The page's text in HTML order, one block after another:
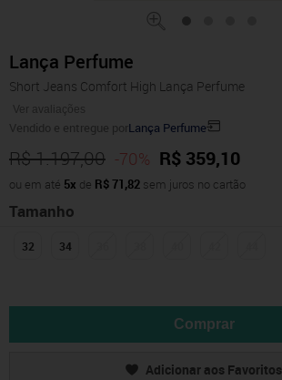
Lança Perfume
Short Jeans Comfort High Lança Perfume
Ver avaliações
Vendido e entregue porLança Perfume
R$ 1.197,00 -70% R$ 359,10
ou em até 5x de R$ 71,82 sem juros no cartão
Tamanho
32 34
Comprar
Adicionar aos Favoritos